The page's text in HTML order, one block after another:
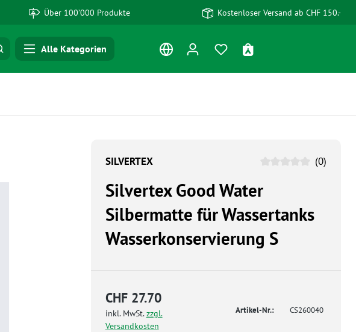
Über 100’000 Produkte Kostenloser Versand ab CHF 150.-
Du hast 0 Produkte auf dem
Alle Kategorien
SILVERTEX (0)
Silvertex Good Water
Silbermatte für Wassertanks
Wasserkonservierung S
CHF 27.70
inkl. MwSt.zzgl.
Versandkosten
Artikel-Nr.: CS260040